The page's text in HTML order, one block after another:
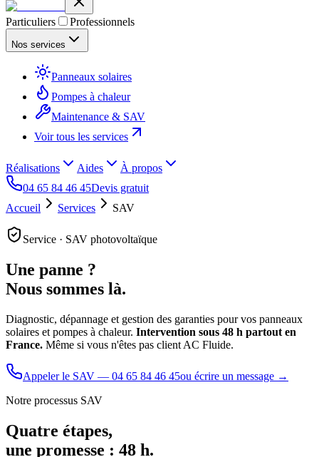
Particuliers Professionnels
Nos services
Panneaux solaires
Pompes à chaleur
Maintenance & SAV
Voir tous les services
Réalisations Aides
À propos
04 65 84 46 45Devis gratuit
Accueil
Services SAV
Service · SAV photovoltaïque
Une panne ?
Nous sommes là.
Diagnostic, dépannage et gestion des garanties pour vos panneaux
solaires et pompes à chaleur. Intervention sous 48 h partout en
France. Même si vous n'êtes pas client AC Fluide.
Appeler le SAV — 04 65 84 46 45ou écrire un message →
Notre processus SAV
Quatre étapes,
une promesse : 48 h.